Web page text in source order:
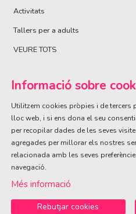
Activitats
Tallers per a adults
VEURE TOTS
ÀREA DE CULTURA
Olivareta, 38 · T. 972 83 00 05
Sitemap
Informació sobre
Utilitzem cookies pròpies i de tercers
lloc web, i si ens dona el seu
per recopilar dades de les seves
agregades per millorar els nostres
relacionada amb les seves
navegació.
Més informació
Rebutjar cookies